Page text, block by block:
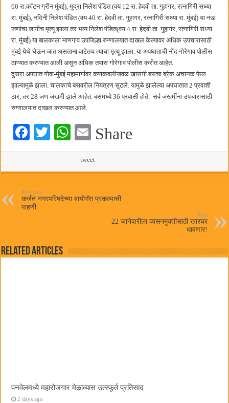
60 रा.कॉटन ग्रीन मुंबई), मुद्रा निलेश पंडित (वय 12 रा. हेदवी ता. गुहागर, रत्नागिरी सध्या
रा. मुंबई), नंदिनी निलेश पंडित (वय 40 रा. हेदवी ता. गुहागर, रत्नागिरी सध्या रा. मुंबई) या नऊ
जणांचा जागीच मृत्यू झाला तर भव्य निलेश पंडित(वय 4 रा. हेदवी ता. गुहागर, रत्नागिरी सध्या
रा. मुंबई) या बालकाला माणगाव उपजिल्हा रुग्णालयात दाखल केल्यावर अधिक उपचारासाठी
मुंबई येथे घेऊन जात असताना वाटेतच त्याचा मृत्यू झाला. या अपघाताची नोंद गोरेगाव पोलीस
ठाण्यात करण्यात आली असून अधिक तपास गोरेगाव पोलीस करीत आहेत.
दुसरा अपघात गोवा-मुंबई महामार्गावर कणकवलीजवळ खासगी बसचा ब्रेक अचानक फेल
झाल्यामुळे झाला. चालकाचे बसवरील नियंत्रण सुटले. यामुळे झालेल्या अपघातात 2 प्रवाशी
ठार, तर 28 जण जखमी झाले आहेत. बसमध्ये 36 प्रवासी होते. सर्व जखमींना उपचारासाठी
रुग्णालयात दाखल करण्यात आले.
Fa T
W
ts
pp
E
ail
Share
tweet
Previous
कर्जत नगरपरिषदेच्या बायोगॅस प्रकल्पाची
पाहणी
Next
22 जानेवारीला व्यसनमुक्तीसाठी खारघर
धावणार!
Related Articles
पनवेलमध्ये महारोजगार मेळाव्यास उत्स्फूर्त प्रतिसाद
2 days ago